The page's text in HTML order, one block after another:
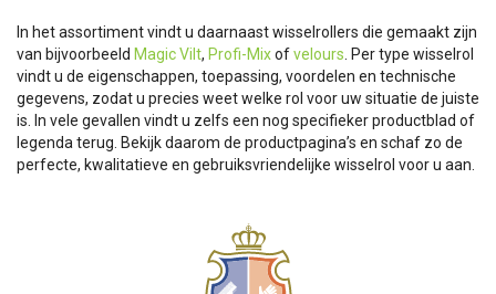
In het assortiment vindt u daarnaast wisselrollers die gemaakt zijn
van bijvoorbeeld Magic Vilt, Profi-Mixofvelours . Per type wisselrol
vindt u de eigenschappen, toepassing, voordelen en technische
gegevens, zodat u precies weet welke rol voor uw situatie de juiste
is. In vele gevallen vindt u zelfs een nog specifieker productblad of
legenda terug. Bekijk daarom de productpagina’s en schaf zo de
perfecte, kwalitatieve en gebruiksvriendelijke wisselrol voor u aan.